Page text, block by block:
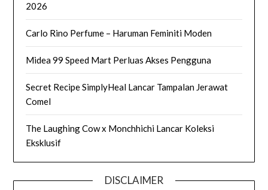
2026
Carlo Rino Perfume – Haruman Feminiti Moden
Midea 99 Speed Mart Perluas Akses Pengguna
Secret Recipe SimplyHeal Lancar Tampalan Jerawat
Comel
The Laughing Cow x Monchhichi Lancar Koleksi
Eksklusif
DISCLAIMER